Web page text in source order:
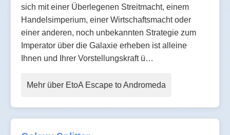
sich mit einer Überlegenen Streitmacht, einem
Handelsimperium, einer Wirtschaftsmacht oder
einer anderen, noch unbekannten Strategie zum
Imperator über die Galaxie erheben ist alleine
Ihnen und Ihrer Vorstellungskraft ü…
Mehr über EtoA Escape to Andromeda